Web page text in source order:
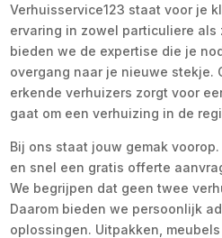
Verhuisservice123 staat voor je
ervaring in zowel particuliere als
bieden we de expertise die je
overgang naar je nieuwe stekje.
erkende verhuizers zorgt voor
gaat om een verhuizing in de
Bij ons staat jouw gemak
en snel een gratis offerte
We begrijpen dat geen twee
Daarom bieden we persoonlijk
oplossingen. Uitpakken,